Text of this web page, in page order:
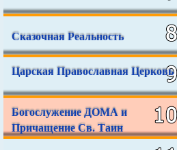
Сказочная Реальность
Царская Православная Церковь
Богослужение ДОМА и
Причащение Св. Таин